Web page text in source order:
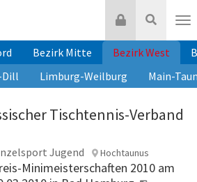
Suche
Login
Bezirk Mitte Bezirk West
Dill Limburg-Weilburg Main-
Tischtennis-Verband
Jugend Hochtaunus
Minimeisterschaften 2010 am